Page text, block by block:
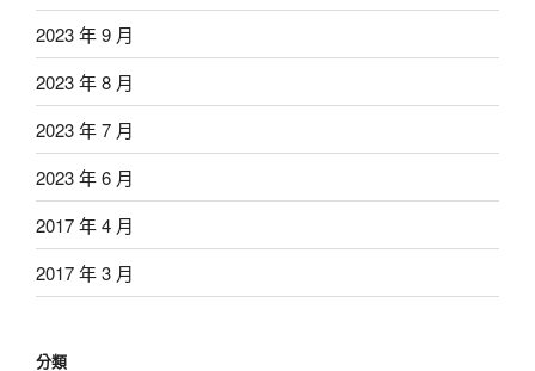
2023 年 9 月
2023 年 8 月
2023 年 7 月
2023 年 6 月
2017 年 4 月
2017 年 3 月
分類